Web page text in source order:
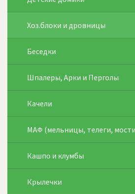
Хоз.блоки и дровницы
Беседки
Шпалеры, Арки и Перголы
Качели
МАФ (мельницы, телеги,
Кашпо и клумбы
Крылечки